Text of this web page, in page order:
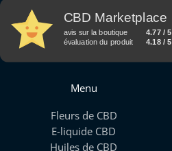
CBD Marketplace
avis sur la boutique
4.77 / 5
évaluation du produit
4.18 / 5
Menu
Fleurs de CBD
E-liquide CBD
Huiles de CBD